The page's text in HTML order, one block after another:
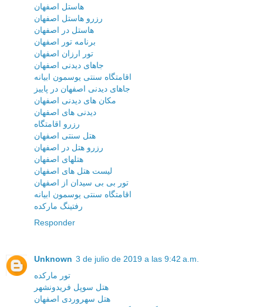
هاستل اصفهان
رزرو هاستل اصفهان
هاستل در اصفهان
برنامه تور اصفهان
تور ارزان اصفهان
جاهای دیدنی اصفهان
اقامتگاه سنتی یوسمون ابیانه
جاهای دیدنی اصفهان در پاییز
مکان های دیدنی اصفهان
دیدنی های اصفهان
رزرو اقامتگاه
هتل سنتی اصفهان
رزرو هتل در اصفهان
هتلهای اصفهان
لیست هتل های اصفهان
تور بی بی سیدان از اصفهان
اقامتگاه سنتی یوسمون ابیانه
رفتینگ مارکده
Responder
Unknown 3 de julio de 2019 a las 9:42 a.m.
تور مارکده
هتل سوپل فریدونشهر
هتل سهروردی اصفهان